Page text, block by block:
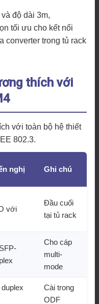
độ dài 3m,
tối ưu cho kết nối
converter trong tủ rack
thích với
với toàn bộ hệ thiết
802.3.
nghị Ghi chú
với
Đầu cuối
tại tủ rack
Cho cáp
multi-
mode
Cài trong
ODF